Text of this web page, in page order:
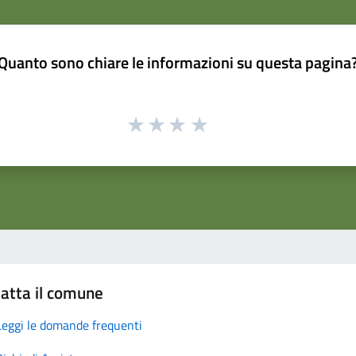
sono chiare le informazioni su questa
il comune
le domande frequenti